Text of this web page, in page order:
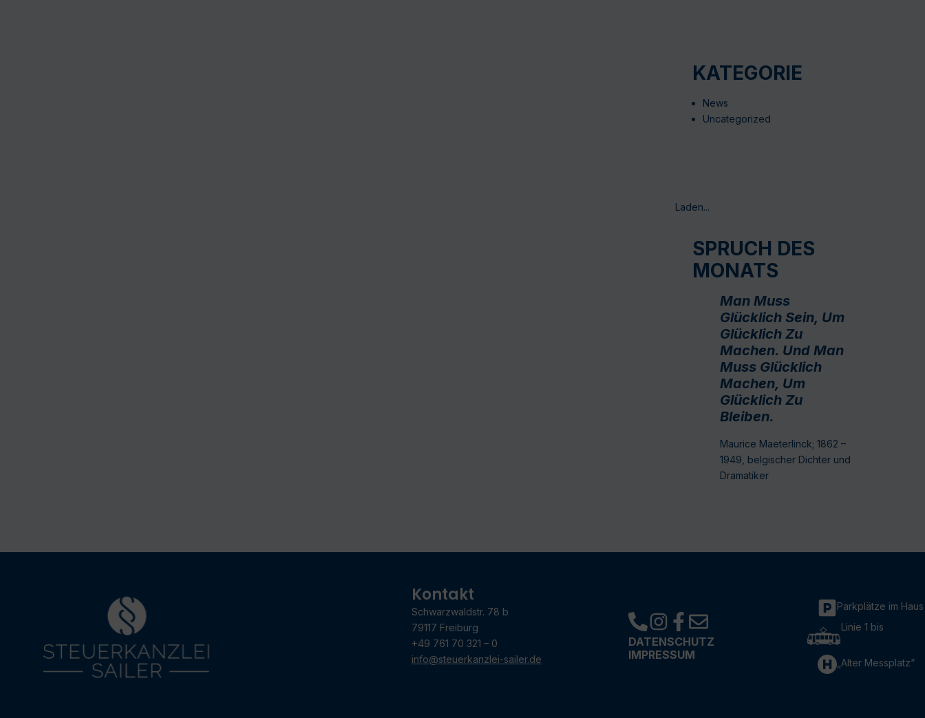
KATEGORIE
News
Uncategorized
Laden...
SPRUCH DES
MONATS
Man Muss
Glücklich Sein, Um
Glücklich Zu
Machen. Und Man
Muss Glücklich
Machen, Um
Glücklich Zu
Bleiben.
Maurice Maeterlinck; 1862 –
1949, belgischer Dichter und
Dramatiker
Kontakt
Schwarzwaldstr. 78 b
79117 Freiburg
+49 761 70 321 – 0
info@steuerkanzlei-sailer.de
DATENSCHUTZ
IMPRESSUM
Parkplätze im Haus
Linie 1 bis
„Alter Messplatz“